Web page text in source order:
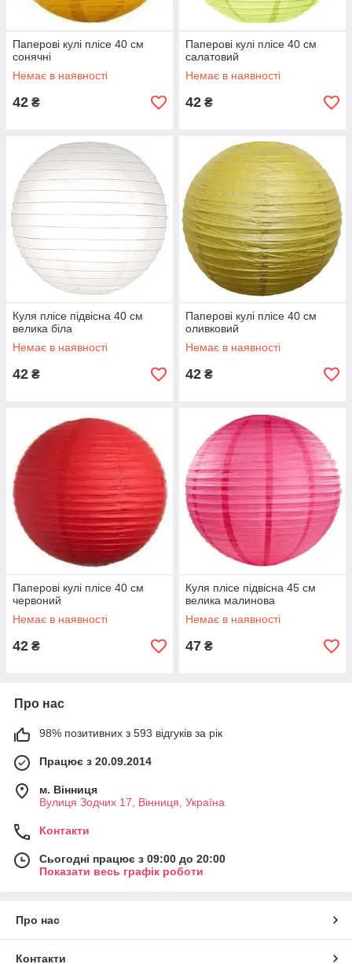
Паперові кулі плісе 40 см
сонячні
Немає в наявності
42 ₴
Паперові кулі плісе 40 см
салатовий
Немає в наявності
42 ₴
Куля плісе підвісна 40 см
велика біла
Немає в наявності
42 ₴
Паперові кулі плісе 40 см
оливковий
Немає в наявності
42 ₴
Паперові кулі плісе 40 см
червоний
Немає в наявності
42 ₴
Куля плісе підвісна 45 см
велика малинова
Немає в наявності
47 ₴
Про нас
98% позитивних з 593 відгуків за рік
Працює з 20.09.2014
м. Вінниця
Вулиця Зодчих 17, Вінниця, Україна
Контакти
Сьогодні працює з 09:00 до 20:00
Показати весь графік роботи
Про нас
Контакти